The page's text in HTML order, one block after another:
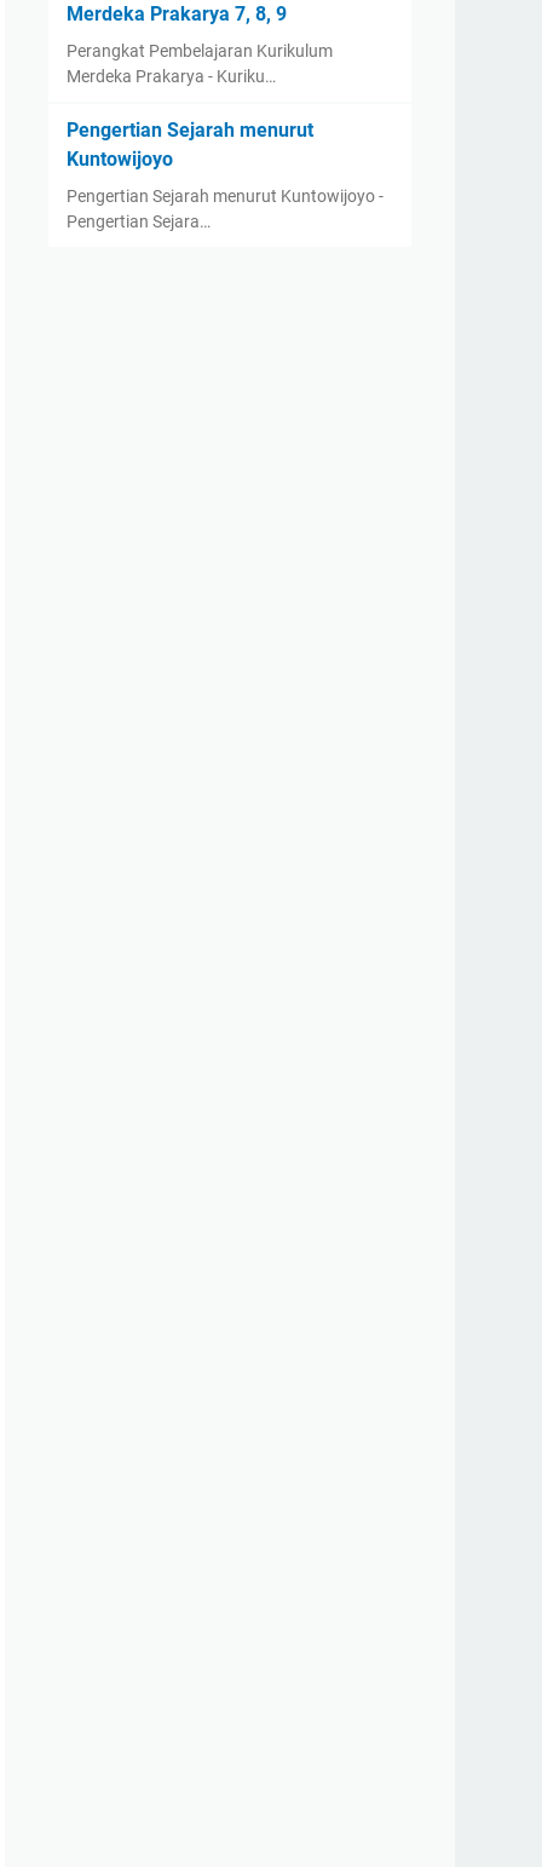
Merdeka Prakarya 7, 8, 9
Perangkat Pembelajaran Kurikulum
Merdeka Prakarya - Kuriku…
Pengertian Sejarah menurut
Kuntowijoyo
Pengertian Sejarah menurut Kuntowijoyo -
Pengertian Sejara…